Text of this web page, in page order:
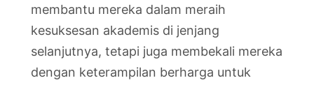
membantu mereka dalam meraih
kesuksesan akademis di jenjang
selanjutnya, tetapi juga membekali mereka
dengan keterampilan berharga untuk